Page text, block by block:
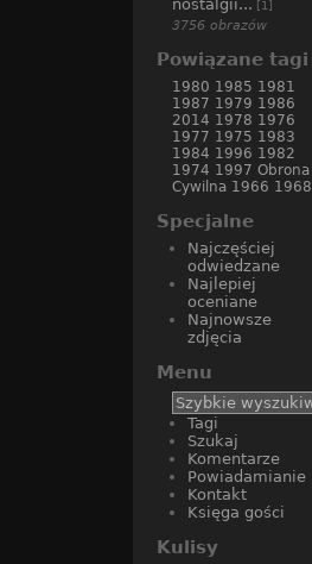
nostalgii... [1]
3756 obrazów
Powiązane tagi
1980 1985 1981
1987 1979 1986
2014 1978 1976
1977 1975 1983
1984 1996 1982
1974 1997 Obrona
Cywilna 1966 1968
Specjalne
Najczęściej
odwiedzane
Najlepiej
oceniane
Najnowsze
zdjęcia
Menu
Tagi
Szukaj
Komentarze
Powiadamianie
Kontakt
Księga gości
Kulisy